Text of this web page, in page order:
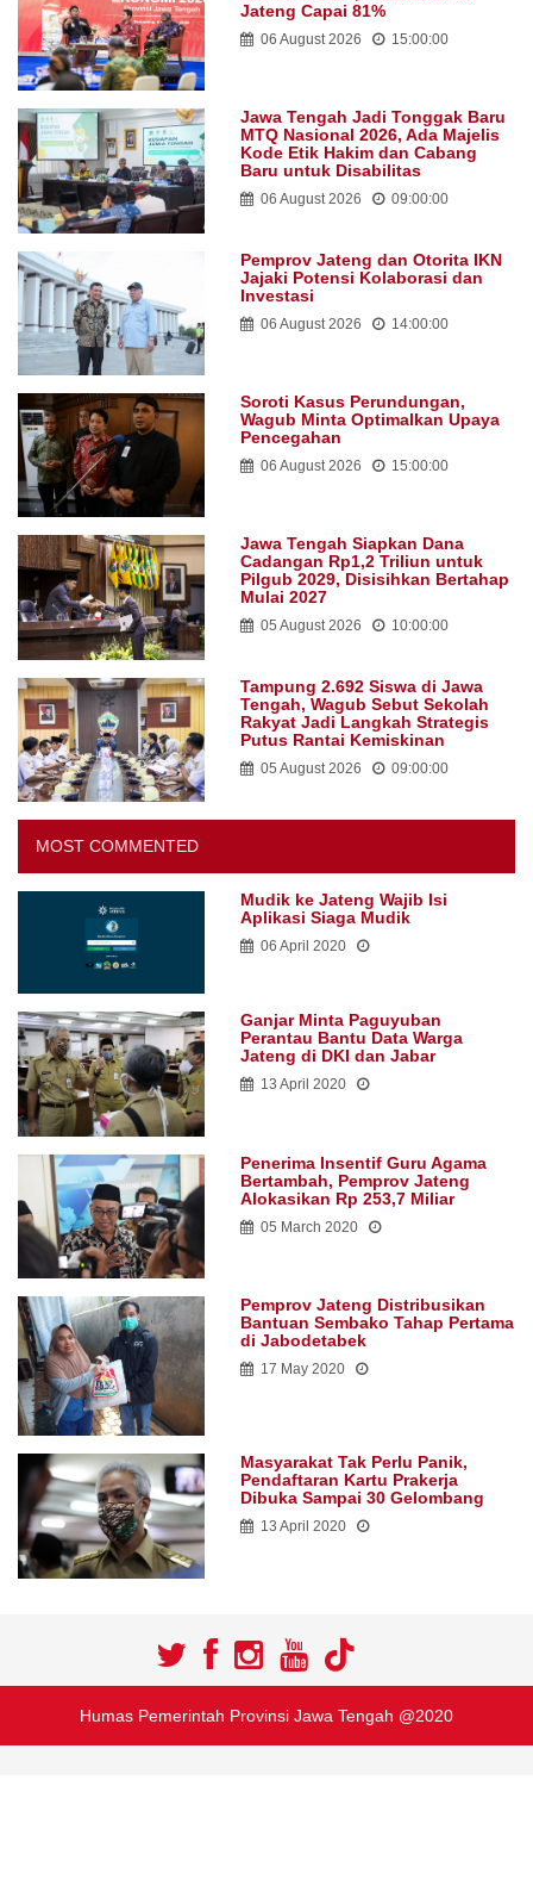
Jateng Capai 81%
06 August 2026 15:00:00
Jawa Tengah Jadi Tonggak Baru
MTQ Nasional 2026, Ada Majelis
Kode Etik Hakim dan Cabang
Baru untuk Disabilitas
06 August 2026 09:00:00
Pemprov Jateng dan Otorita IKN
Jajaki Potensi Kolaborasi dan
Investasi
06 August 2026 14:00:00
Soroti Kasus Perundungan,
Wagub Minta Optimalkan Upaya
Pencegahan
06 August 2026 15:00:00
Jawa Tengah Siapkan Dana
Cadangan Rp1,2 Triliun untuk
Pilgub 2029, Disisihkan Bertahap
Mulai 2027
05 August 2026 10:00:00
Tampung 2.692 Siswa di Jawa
Tengah, Wagub Sebut Sekolah
Rakyat Jadi Langkah Strategis
Putus Rantai Kemiskinan
05 August 2026 09:00:00
MOST COMMENTED
Mudik ke Jateng Wajib Isi
Aplikasi Siaga Mudik
06 April 2020
Ganjar Minta Paguyuban
Perantau Bantu Data Warga
Jateng di DKI dan Jabar
13 April 2020
Penerima Insentif Guru Agama
Bertambah, Pemprov Jateng
Alokasikan Rp 253,7 Miliar
05 March 2020
Pemprov Jateng Distribusikan
Bantuan Sembako Tahap Pertama
di Jabodetabek
17 May 2020
Masyarakat Tak Perlu Panik,
Pendaftaran Kartu Prakerja
Dibuka Sampai 30 Gelombang
13 April 2020
Humas Pemerintah Provinsi Jawa Tengah @2020